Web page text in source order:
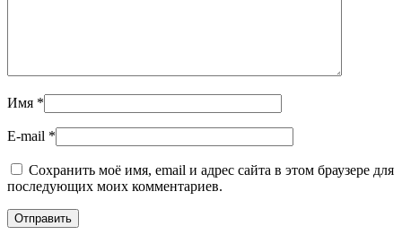
Имя *
E-mail *
Сохранить моё имя, email и адрес сайта в этом браузере для
последующих моих комментариев.